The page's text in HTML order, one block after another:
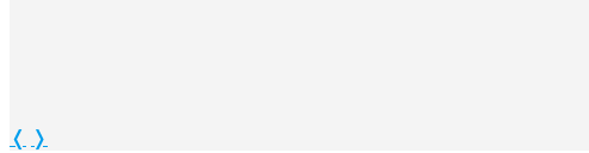
❬ ❭